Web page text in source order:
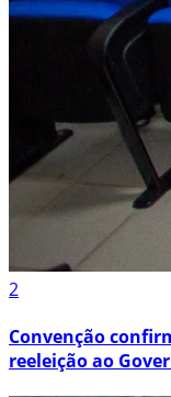
2
Convenção
reeleição ao